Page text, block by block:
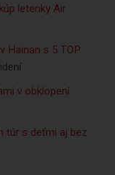
letenky Air
Hainan s 5 TOP
v obklopení
túr s deťmi aj bez